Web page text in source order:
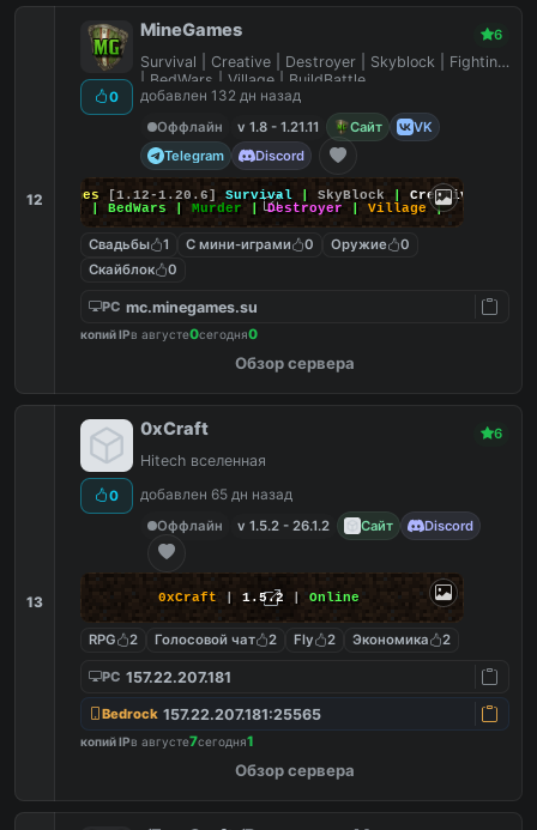
12
0
MineGames 6
Survival | Creative | Destroyer | Skyblock | Fighting
| BedWars | Village | BuildBattle
добавлен 132 дн назад
Оффлайн
v 1.8 - 1.21.11 Сайт
VK
Telegram
Discord
MineGames [1.12-1.20.6] Survival SkyBlock Creative
SkyWars
| BedWars | Murder |Destroyer Village|
Свадьбы 1 С мини-играми 0 Оружие
0
Скайблок
0
PC mc.minegames.su
копий IPв августе0сегодня0
Обзор сервера
13
0
0xCraft 6
Hitech вселенная
добавлен 65 дн назад
Оффлайн
v 1.5.2 - 26.1.2 Сайт Discord
0xCraft | 1.5.2 | Online
RPG 2 Голосовой чат 2 Fly 2 Экономика 2
PC 157.22.207.181
Bedrock 157.22.207.181:25565
копий IPв августе7сегодня1
Обзор сервера